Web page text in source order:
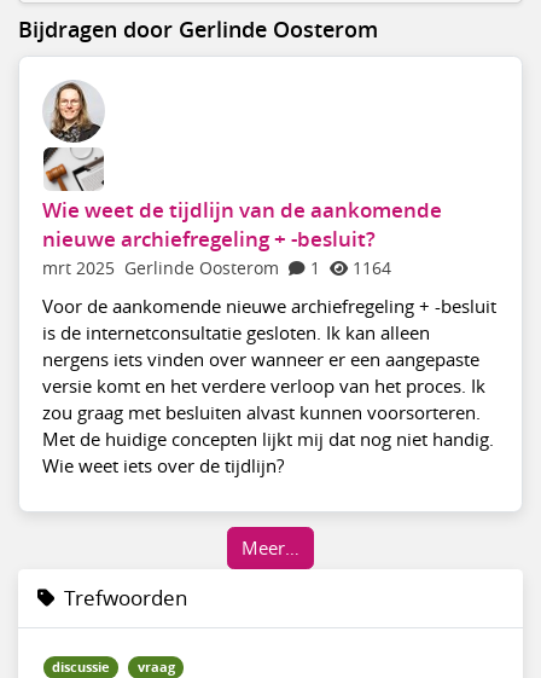
Bijdragen door Gerlinde Oosterom
Wie weet de tijdlijn van de aankomende
nieuwe archiefregeling + -besluit?
mrt 2025 Gerlinde Oosterom 1 1164
Voor de aankomende nieuwe archiefregeling + -besluit
is de internetconsultatie gesloten. Ik kan alleen
nergens iets vinden over wanneer er een aangepaste
versie komt en het verdere verloop van het proces. Ik
zou graag met besluiten alvast kunnen voorsorteren.
Met de huidige concepten lijkt mij dat nog niet handig.
Wie weet iets over de tijdlijn?
Meer…
Trefwoorden
discussie vraag